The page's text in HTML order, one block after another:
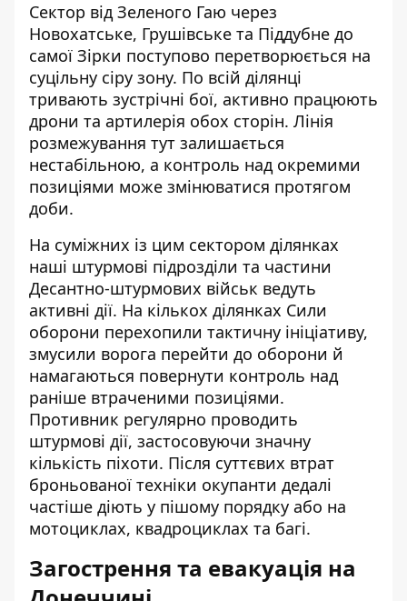
Сектор від Зеленого Гаю через
Новохатське, Грушівське та Піддубне до
самої Зірки поступово перетворюється на
суцільну сіру зону. По всій ділянці
тривають зустрічні бої, активно працюють
дрони та артилерія обох сторін. Лінія
розмежування тут залишається
нестабільною, а контроль над окремими
позиціями може змінюватися протягом
доби.
На суміжних із цим сектором ділянках
наші штурмові підрозділи та частини
Десантно-штурмових військ ведуть
активні дії. На кількох ділянках Сили
оборони перехопили тактичну ініціативу,
змусили ворога перейти до оборони й
намагаються повернути контроль над
раніше втраченими позиціями.
Противник регулярно проводить
штурмові дії, застосовуючи значну
кількість піхоти. Після суттєвих втрат
броньованої техніки окупанти дедалі
частіше діють у пішому порядку або на
мотоциклах, квадроциклах та багі.
Загострення та евакуація на